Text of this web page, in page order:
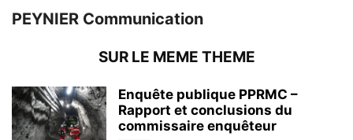
PEYNIER Communication
SUR LE MEME THEME
Enquête publique PPRMC –
Rapport et conclusions du
commissaire enquêteur